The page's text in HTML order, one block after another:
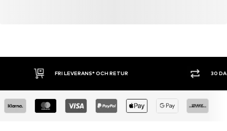
FRI LEVERANS* OCH RETUR 30